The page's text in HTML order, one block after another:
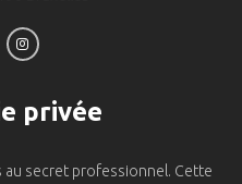
privée
secret professionnel. Cette